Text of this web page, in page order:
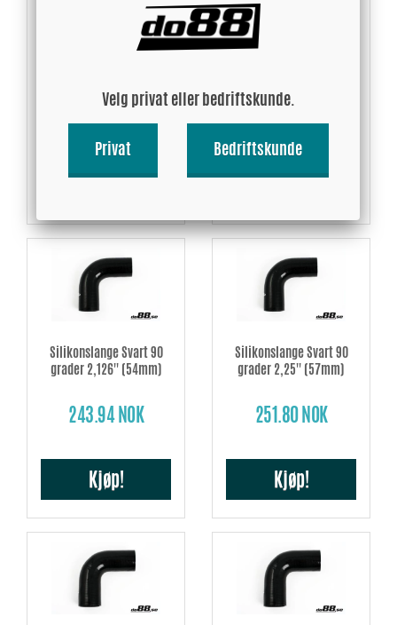
216.96 NOK
Kjøp!
222.59 NOK
Kjøp!
Silikonslange Svart 90
grader 2,126'' (54mm)
243.94 NOK
Kjøp!
Silikonslange Svart 90
grader 2,25'' (57mm)
251.80 NOK
Kjøp!
Velg privat eller bedriftskunde.
Privat Bedriftskunde